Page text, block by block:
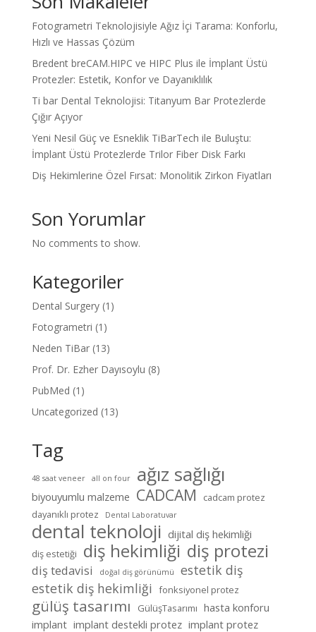
Fotogrametri Teknolojisiyle Ağız İçi Tarama: Konforlu,
Hızlı ve Hassas Çözüm
Bredent breCAM.HIPC ve HIPC Plus ile İmplant Üstü
Protezler: Estetik, Konfor ve Dayanıklılık
Ti bar Dental Teknolojisi: Titanyum Bar Protezlerde
Çığır Açıyor
Yeni Nesil Güç ve Esneklik TiBarTech ile Buluştu:
İmplant Üstü Protezlerde Trilor Fiber Disk Farkı
Diş Hekimlerine Özel Fırsat: Monolitik Zirkon Fiyatları
Son Yorumlar
No comments to show.
Kategoriler
Dental Surgery(1)
Fotogrametri (1)
Neden TiBar(13)
Prof. Dr. Ezher Dayısoylu (8)
PubMed (1)
Uncategorized (13)
Tag
48 saat veneer all on four ağız sağlığı
biyouyumlu malzeme CADCAM
cadcam protez
dayanıklı protez
Dental Laboratuvar
dental teknoloji dijital diş hekimliği
diş estetiği diş hekimliği diş protezi
diş tedavisi doğal diş görünümü
estetik diş
estetik diş hekimliği fonksiyonel protez
gülüş tasarımı GülüşTasarımı hasta konforu
implant implant destekli protez implant protez